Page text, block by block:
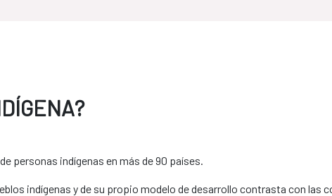
personas indígenas en más de 90 países.
indígenas y de su propio modelo de desarrollo contrasta con las